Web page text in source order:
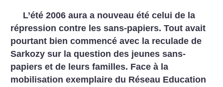
L’été 2006 aura a nouveau été celui de la
répression contre les sans-papiers. Tout avait
pourtant bien commencé avec la reculade de
Sarkozy sur la question des jeunes sans-
papiers et de leurs familles. Face à la
mobilisation exemplaire du Réseau Education